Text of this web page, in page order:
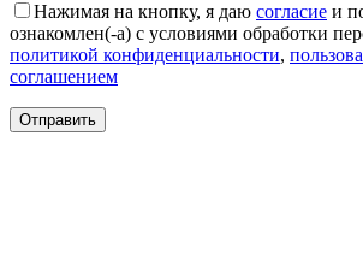
Нажимая на кнопку, я даю согласие и
ознакомлен(-а) с условиями обработки
политикой конфиденциальности,
соглашением